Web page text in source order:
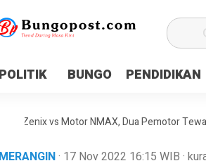
POLITIK BUNGO PENDIDIKAN
vs Motor NMAX, Dua Pemotor Tewas
MERANGIN· 17 Nov 2022 16:15 WIB ·